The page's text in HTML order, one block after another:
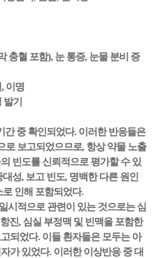
충혈 포함), 눈 통증, 눈물 분비 증
이명
기
간 중 확인되었다. 이러한 반응들은
로 보고되었으므로, 항상 약물 노출
빈도를 신뢰적으로 평가할 수 있
성, 보고 빈도, 명백한 다른 원인
인해 포함되었다.
시적으로 관련이 있는 것으로는 심
진, 심실 부정맥 및 빈맥을 포함한
되었다. 이들 환자들은 모두는 아
가 있었다. 이러한 이상반응 중 대